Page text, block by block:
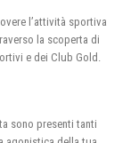
l’attività sportiva
la scoperta di
e dei Club Gold.
sono presenti tanti